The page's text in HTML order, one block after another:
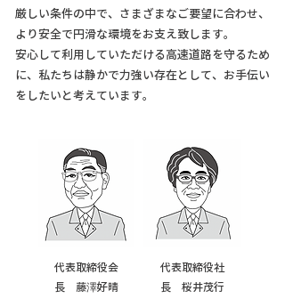
厳しい条件の中で、さまざまなご要望に合わせ、
より安全で円滑な環境をお支え致します。
安心して利用していただける高速道路を守るため
に、私たちは静かで力強い存在として、お手伝い
をしたいと考えています。
代表取締役会
長 藤澤好晴
代表取締役社
長 桜井茂行